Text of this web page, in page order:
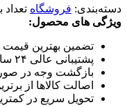
دسته‌بندی: فروشگاه تعداد
ویژگی های محصول:
تضمین بهترین قیمت
پشتیبانی عالی ۲۴ ساعته، ۷ روز هفته
بازگشت وجه در
اصالت کالاها از
تحویل سریع در